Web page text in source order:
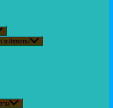
submenu